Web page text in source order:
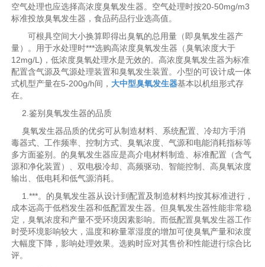
空气处理也应选择高浓度臭氧发生器。空气处理时按20-50mg/m3
标准投放臭氧发生器，食品药品行业选高值。
可根具空间大小换算即得出臭氧的总用量（即臭氧发生器产
量）。用于水处理时***选购高浓度臭氧发生器（臭氧浓度大于
12mg/L)，低浓度臭氧处理水是无效的。高浓度臭氧发生器为标准
配置含气源及气源处理装置和臭氧发生装置。小型的可设计成一体
式机型产量在5-200g/h间， 大中型臭氧发生器基本以机组形式存
在。
2.鉴别臭氧发生器的品质
臭氧发生器品质的优劣可从制造材料、系统配置、冷却方手消
毒器式、工作频率、控制方式、臭氧浓度、气源和电能消耗指标等
多方面鉴别。的臭氧发生器应是高介电材料制造、标准配置（含气
源和净化装置）、双电极冷却、高频驱动、智能控制、高臭氧浓度
输出、低电耗和低气源消耗。
1.***。的臭氧发生器从设计到配置及制造材料均按其标准进行，
成本远高于低档发生器和低配置发生器。但臭氧发生器性能非常稳
定，臭氧浓度和产量不受环境因素影响。而低配置臭氧发生器工作
时受环境影响较大，温度和称量罩湿度的增加可使臭氧产量和浓度
大幅度下降，影响处理效果。选购时应对其售价和性能进行综合比
评。